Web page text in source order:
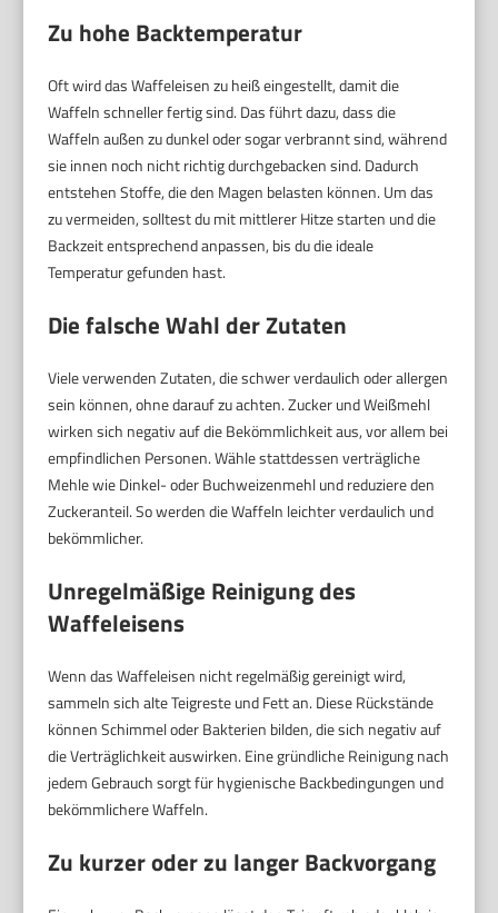
Zu hohe Backtemperatur
Oft wird das Waffeleisen zu heiß eingestellt, damit die
Waffeln schneller fertig sind. Das führt dazu, dass die
Waffeln außen zu dunkel oder sogar verbrannt sind, während
sie innen noch nicht richtig durchgebacken sind. Dadurch
entstehen Stoffe, die den Magen belasten können. Um das
zu vermeiden, solltest du mit mittlerer Hitze starten und die
Backzeit entsprechend anpassen, bis du die ideale
Temperatur gefunden hast.
Die falsche Wahl der Zutaten
Viele verwenden Zutaten, die schwer verdaulich oder allergen
sein können, ohne darauf zu achten. Zucker und Weißmehl
wirken sich negativ auf die Bekömmlichkeit aus, vor allem bei
empfindlichen Personen. Wähle stattdessen verträgliche
Mehle wie Dinkel- oder Buchweizenmehl und reduziere den
Zuckeranteil. So werden die Waffeln leichter verdaulich und
bekömmlicher.
Unregelmäßige Reinigung des
Waffeleisens
Wenn das Waffeleisen nicht regelmäßig gereinigt wird,
sammeln sich alte Teigreste und Fett an. Diese Rückstände
können Schimmel oder Bakterien bilden, die sich negativ auf
die Verträglichkeit auswirken. Eine gründliche Reinigung nach
jedem Gebrauch sorgt für hygienische Backbedingungen und
bekömmlichere Waffeln.
Zu kurzer oder zu langer Backvorgang